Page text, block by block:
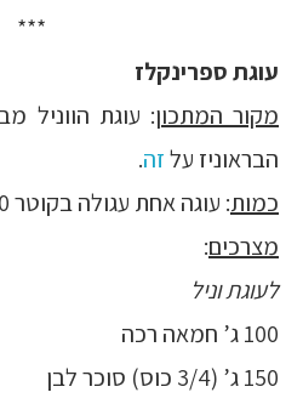
***
עוגת ספרינקלז
מקור המתכון: עוגת הווניל
הבראוניז עלזה.
כמות: עוגה אחת עגולה בקוטר 20 ס”מ.
מצרכים:
לעוגת וניל
100 ג’ חמאה רכה
150 ג’ (3/4 כוס) סוכר לבן